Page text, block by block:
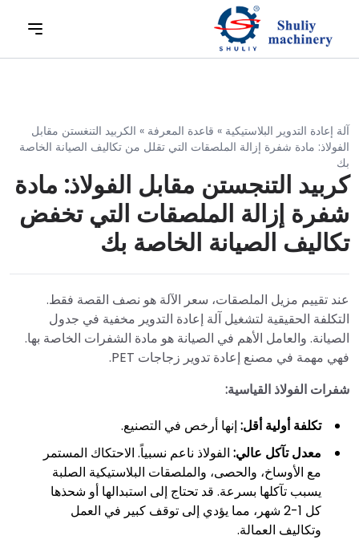
آلة إعادة التدوير البلاستيكية » قاعدة المعرفة » الكربيد التنغستن مقابل
الفولاذ: مادة شفرة إزالة الملصقات التي تقلل من تكاليف الصيانة الخاصة
بك
كربيد التنجستن مقابل الفولاذ: مادة
شفرة إزالة الملصقات التي تخفض
تكاليف الصيانة الخاصة بك
عند تقييم مزيل الملصقات، سعر الآلة هو نصف القصة فقط.
التكلفة الحقيقية لتشغيل آلة إعادة التدوير مخفية في جدول
الصيانة. والعامل الأهم في الصيانة هو مادة الشفرات الخاصة بها.
فهي مهمة في مصنع إعادة تدوير زجاجات PET.
شفرات الفولاذ القياسية:
تكلفة أولية أقل:إنها أرخص في التصنيع.
معدل تآكل عالي: الفولاذ ناعم نسبياً. الاحتكاك المستمر
مع الأوساخ، والحصى، والملصقات البلاستيكية الصلبة
يسبب تآكلها بسرعة. قد تحتاج إلى استبدالها أو شحذها
كل 1-2 شهر، مما يؤدي إلى توقف كبير في العمل
وتكاليف العمالة.